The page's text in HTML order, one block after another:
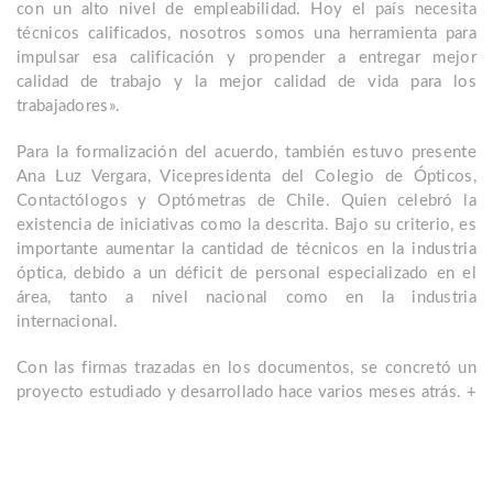
con un alto nivel de empleabilidad. Hoy el país necesita
técnicos calificados, nosotros somos una herramienta para
impulsar esa calificación y propender a entregar mejor
calidad de trabajo y la mejor calidad de vida para los
trabajadores».
Para la formalización del acuerdo, también estuvo presente
Ana Luz Vergara, Vicepresidenta del Colegio de Ópticos,
Contactólogos y Optómetras de Chile. Quien celebró la
existencia de iniciativas como la descrita. Bajo su criterio, es
importante aumentar la cantidad de técnicos en la industria
óptica, debido a un déficit de personal especializado en el
área, tanto a nivel nacional como en la industria
internacional.
Con las firmas trazadas en los documentos, se concretó un
proyecto estudiado y desarrollado hace varios meses atrás. +